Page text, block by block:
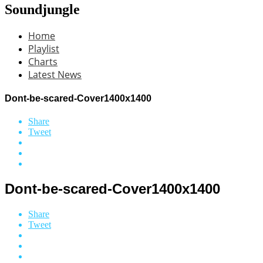
Soundjungle
Home
Playlist
Charts
Latest News
Dont-be-scared-Cover1400x1400
Share
Tweet
Dont-be-scared-Cover1400x1400
Share
Tweet